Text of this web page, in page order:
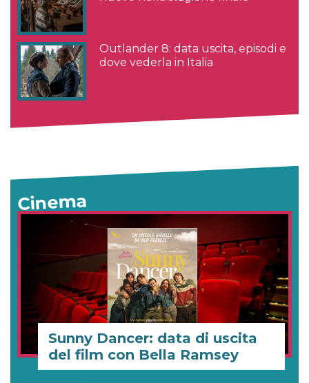
Outlander 8: data uscita, episodi e
dove vederla in Italia
Cinema
Sunny Dancer: data di uscita
del film con Bella Ramsey